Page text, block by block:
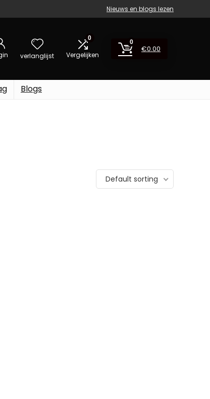
Nieuws en blogs lezen
verlanglijst
0
Vergelijken
0
€0.00
Blogs
Default sorting